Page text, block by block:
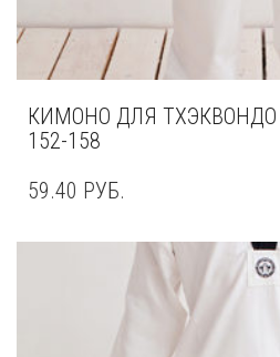
КИМОНО ДЛЯ ТХЭКВОНДО
152-158
59.40 РУБ.